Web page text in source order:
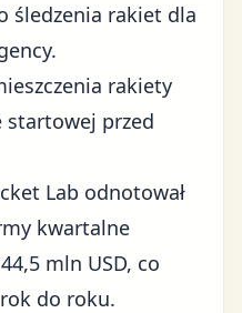
śledzenia rakiet dla
rakiety
przed
Lab odnotował
kwartalne
mln USD, co
do roku.